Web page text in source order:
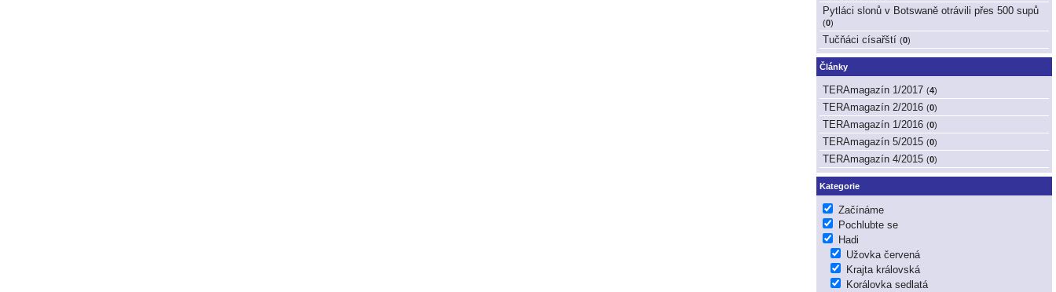
Pytláci slonů v Botswaně otrávili přes 500 supů
(0)
Tučňáci císařští (0)
Články
TERAmagazín 1/2017 (4)
TERAmagazín 2/2016 (0)
TERAmagazín 1/2016 (0)
TERAmagazín 5/2015 (0)
TERAmagazín 4/2015 (0)
Kategorie
Začínáme
Pochlubte se
Hadi
Užovka červená
Krajta královská
Korálovka sedlatá